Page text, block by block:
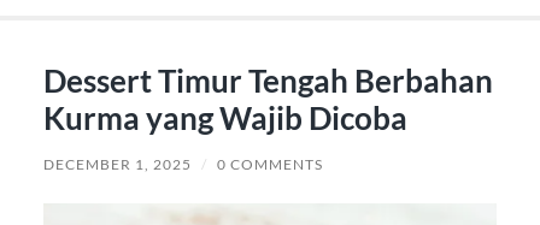
Dessert Timur Tengah Berbahan
Kurma yang Wajib Dicoba
DECEMBER 1, 2025 / 0 COMMENTS